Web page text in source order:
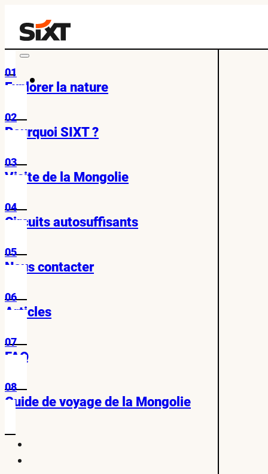
01
Explorer la nature
02
Pourquoi SIXT ?
03
Visite de la Mongolie
04
Circuits autosuffisants
05
Nous contacter
06
Articles
07
FAQ
08
Guide de voyage de la Mongolie